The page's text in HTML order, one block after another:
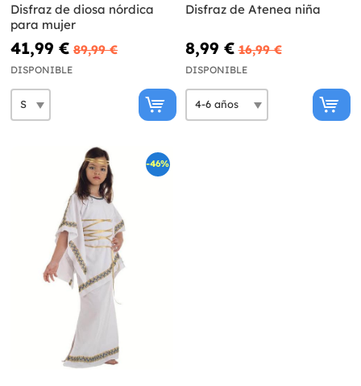
Disfraz de diosa nórdica
para mujer
41,99 € 89,99 €
DISPONIBLE
Disfraz de Atenea niña
8,99 € 16,99 €
DISPONIBLE
-46%